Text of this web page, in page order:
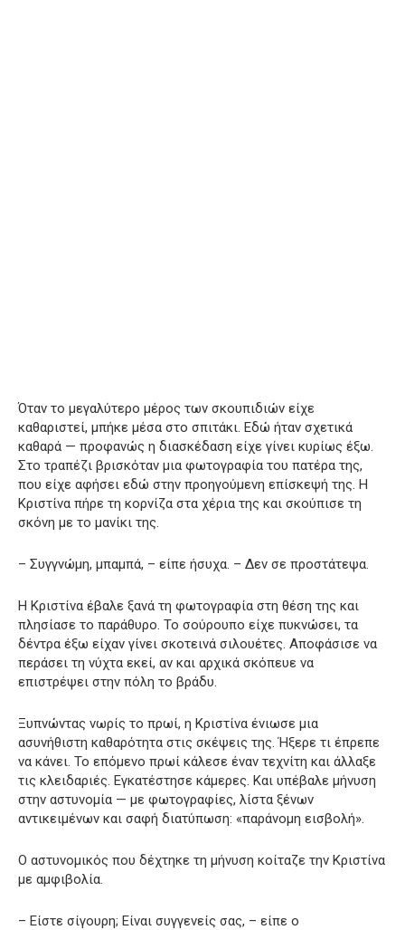
Όταν το μεγαλύτερο μέρος των σκουπιδιών είχε
καθαριστεί, μπήκε μέσα στο σπιτάκι. Εδώ ήταν σχετικά
καθαρά — προφανώς η διασκέδαση είχε γίνει κυρίως έξω.
Στο τραπέζι βρισκόταν μια φωτογραφία του πατέρα της,
που είχε αφήσει εδώ στην προηγούμενη επίσκεψή της. Η
Κριστίνα πήρε τη κορνίζα στα χέρια της και σκούπισε τη
σκόνη με το μανίκι της.
– Συγγνώμη, μπαμπά, – είπε ήσυχα. – Δεν σε προστάτεψα.
Η Κριστίνα έβαλε ξανά τη φωτογραφία στη θέση της και
πλησίασε το παράθυρο. Το σούρουπο είχε πυκνώσει, τα
δέντρα έξω είχαν γίνει σκοτεινά σιλουέτες. Αποφάσισε να
περάσει τη νύχτα εκεί, αν και αρχικά σκόπευε να
επιστρέψει στην πόλη το βράδυ.
Ξυπνώντας νωρίς το πρωί, η Κριστίνα ένιωσε μια
ασυνήθιστη καθαρότητα στις σκέψεις της. Ήξερε τι έπρεπε
να κάνει. Το επόμενο πρωί κάλεσε έναν τεχνίτη και άλλαξε
τις κλειδαριές. Εγκατέστησε κάμερες. Και υπέβαλε μήνυση
στην αστυνομία — με φωτογραφίες, λίστα ξένων
αντικειμένων και σαφή διατύπωση: «παράνομη εισβολή».
Ο αστυνομικός που δέχτηκε τη μήνυση κοίταζε την Κριστίνα
με αμφιβολία.
– Είστε σίγουρη; Είναι συγγενείς σας, – είπε ο